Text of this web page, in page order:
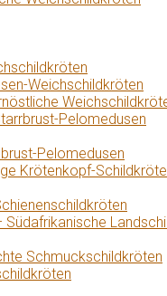
Weichschildkröten
Pelomedusen
Pelomedusen
Krötenkopf-
Schmuckschildkröten